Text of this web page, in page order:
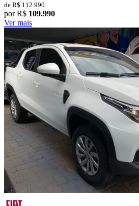
de R$ 112.990
por R$ 109.990
Ver mais